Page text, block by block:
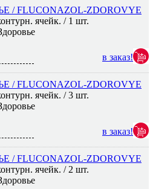
FLUCONAZOL-ZDOROVYE
ячейк. / 1 шт.
в заказ!
FLUCONAZOL-ZDOROVYE
ячейк. / 3 шт.
в заказ!
FLUCONAZOL-ZDOROVYE
ячейк. / 2 шт.